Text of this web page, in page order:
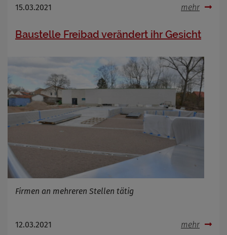
15.03.2021 mehr
Baustelle Freibad verändert ihr Gesicht
Firmen an mehreren Stellen tätig
12.03.2021 mehr